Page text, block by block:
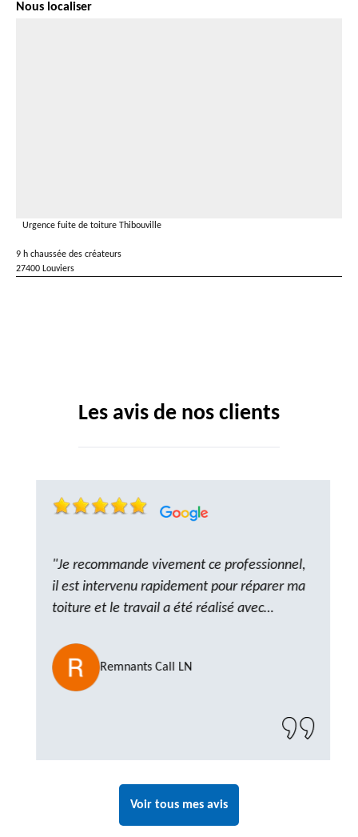
Nous localiser
Urgence fuite de toiture Thibouville
9 h chaussée des créateurs
27400 Louviers
Les avis de nos clients
"Je recommande vivement ce professionnel,
il est intervenu rapidement pour réparer ma
toiture et le travail a été réalisé avec
ponctuel et à l’écoute, le résultat est
impeccable et le chantier a été laissé propre.
Un artisan de confiance que je n’hésiterai pas
Remnants Call LN
Voir tous mes avis